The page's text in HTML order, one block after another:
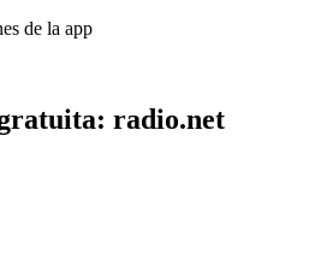
de la app
radio.net